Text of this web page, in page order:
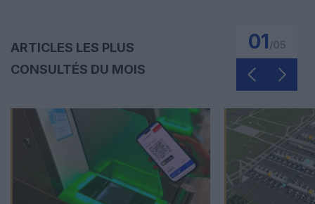
ARTICLES LES PLUS
CONSULTÉS DU MOIS
01